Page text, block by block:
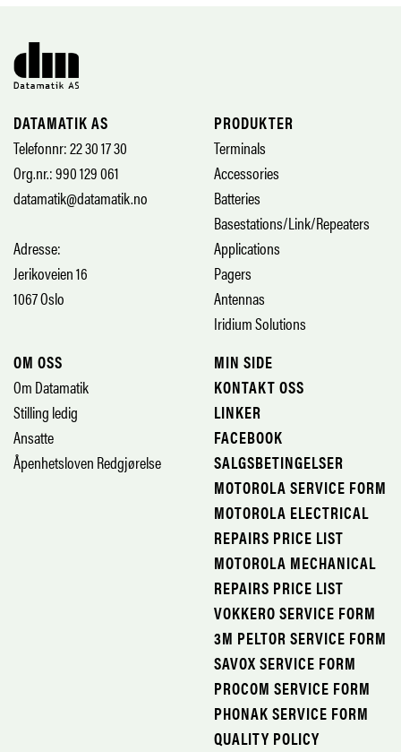
DATAMATIK AS
Telefonnr: 22 30 17 30
Org.nr.: 990 129 061
datamatik@datamatik.no
Adresse:
Jerikoveien 16
1067 Oslo
PRODUKTER
Terminals
Accessories
Batteries
Basestations/Link/Repeaters
Applications
Pagers
Antennas
Iridium Solutions
OM OSS
Om Datamatik
Stilling ledig
Ansatte
Åpenhetsloven Redgjørelse
MIN SIDE
KONTAKT OSS
LINKER
FACEBOOK
SALGSBETINGELSER
MOTOROLA SERVICE FORM
MOTOROLA ELECTRICAL
REPAIRS PRICE LIST
MOTOROLA MECHANICAL
REPAIRS PRICE LIST
VOKKERO SERVICE FORM
3M PELTOR SERVICE FORM
SAVOX SERVICE FORM
PROCOM SERVICE FORM
PHONAK SERVICE FORM
QUALITY POLICY